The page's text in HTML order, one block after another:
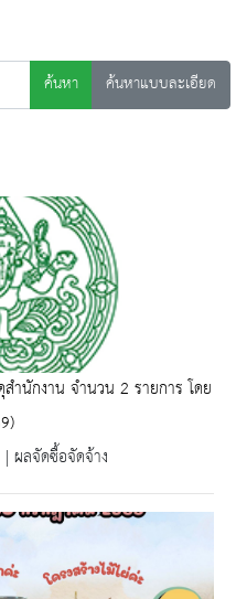
ค้นหา
ค้นหาแบบละเอียด
ำนักงาน จำนวน 2 รายการ โดย
ผลจัดซื้อจัดจ้าง